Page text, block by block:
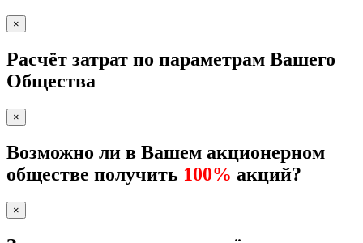
×
Расчёт затрат по параметрам Вашего
Общества
×
Возможно ли в Вашем акционерном
обществе получить 100% акций?
×